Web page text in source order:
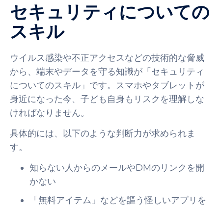
セキュリティについての
スキル
ウイルス感染や不正アクセスなどの技術的な脅威
から、端末やデータを守る知識が「セキュリティ
についてのスキル」です。スマホやタブレットが
身近になった今、子ども自身もリスクを理解しな
ければなりません。
具体的には、以下のような判断力が求められま
す。
知らない人からのメールやDMのリンクを開
かない
「無料アイテム」などを謳う怪しいアプリを